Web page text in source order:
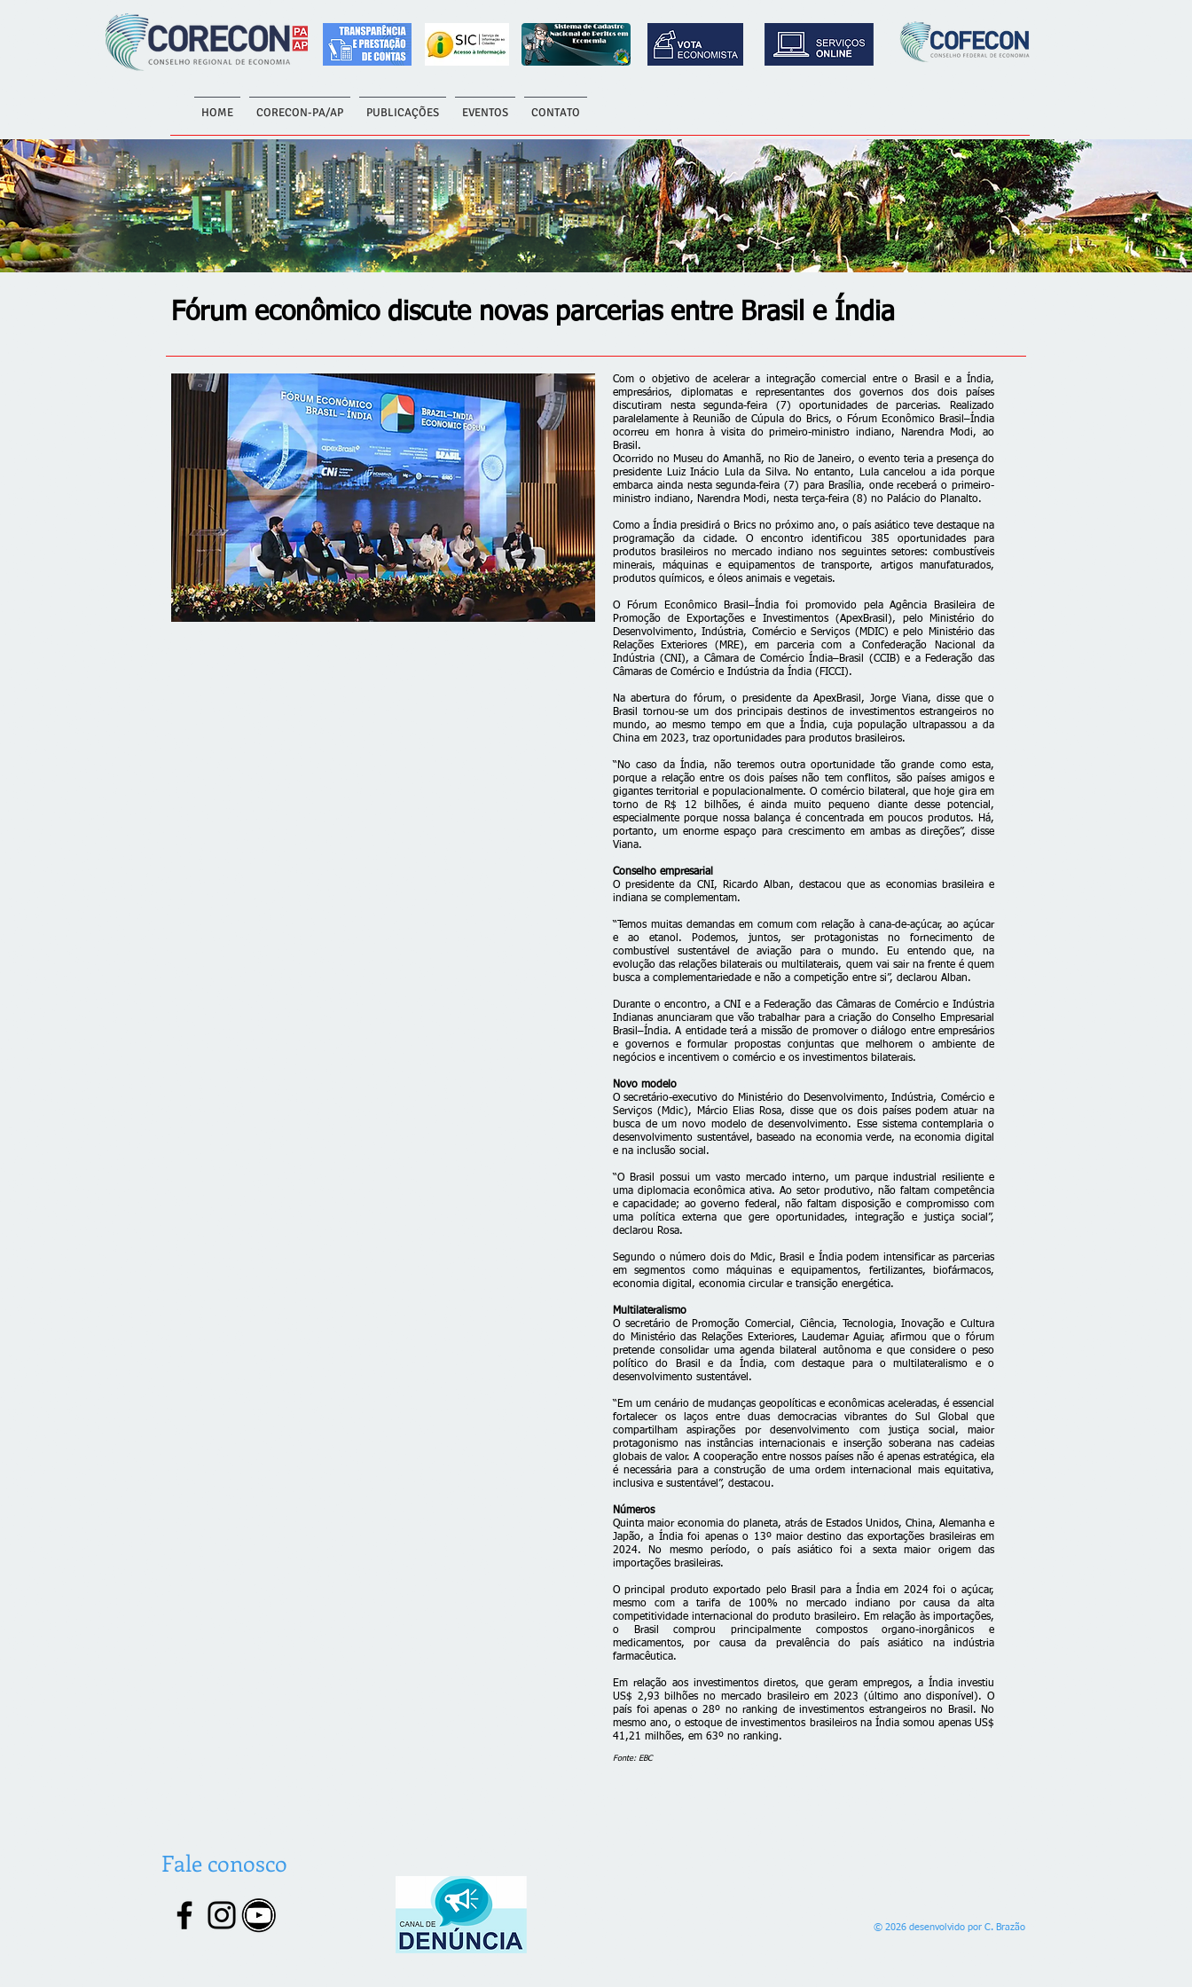
HOME CORECON-PA/AP PUBLICAÇÕES EVENTOS CONTATO
Fórum econômico discute novas parcerias entre Brasil e Índia
Com o objetivo de acelerar a integração comercial entre o Brasil e a Índia,
empresários, diplomatas e representantes dos governos dos dois países
discutiram nesta segunda-feira (7) oportunidades de parcerias. Realizado
paralelamente à Reunião de Cúpula do Brics, o Fórum Econômico Brasil–Índia
ocorreu em honra à visita do primeiro-ministro indiano, Narendra Modi, ao
Brasil.
Ocorrido no Museu do Amanhã, no Rio de Janeiro, o evento teria a presença do
presidente Luiz Inácio Lula da Silva. No entanto, Lula cancelou a ida porque
embarca ainda nesta segunda-feira (7) para Brasília, onde receberá o primeiro-
ministro indiano, Narendra Modi, nesta terça-feira (8) no Palácio do Planalto.
Como a Índia presidirá o Brics no próximo ano, o país asiático teve destaque na
programação da cidade. O encontro identificou 385 oportunidades para
produtos brasileiros no mercado indiano nos seguintes setores: combustíveis
minerais, máquinas e equipamentos de transporte, artigos manufaturados,
produtos químicos, e óleos animais e vegetais.
O Fórum Econômico Brasil–Índia foi promovido pela Agência Brasileira de
Promoção de Exportações e Investimentos (ApexBrasil), pelo Ministério do
Desenvolvimento, Indústria, Comércio e Serviços (MDIC) e pelo Ministério das
Relações Exteriores (MRE), em parceria com a Confederação Nacional da
Indústria (CNI), a Câmara de Comércio Índia–Brasil (CCIB) e a Federação das
Câmaras de Comércio e Indústria da Índia (FICCI).
Na abertura do fórum, o presidente da ApexBrasil, Jorge Viana, disse que o
Brasil tornou-se um dos principais destinos de investimentos estrangeiros no
mundo, ao mesmo tempo em que a Índia, cuja população ultrapassou a da
China em 2023, traz oportunidades para produtos brasileiros.
“No caso da Índia, não teremos outra oportunidade tão grande como esta,
porque a relação entre os dois países não tem conflitos, são países amigos e
gigantes territorial e populacionalmente. O comércio bilateral, que hoje gira em
torno de R$ 12 bilhões, é ainda muito pequeno diante desse potencial,
especialmente porque nossa balança é concentrada em poucos produtos. Há,
portanto, um enorme espaço para crescimento em ambas as direções”, disse
Viana.
Conselho empresarial
O presidente da CNI, Ricardo Alban, destacou que as economias brasileira e
indiana se complementam.
“Temos muitas demandas em comum com relação à cana-de-açúcar, ao açúcar
e ao etanol. Podemos, juntos, ser protagonistas no fornecimento de
combustível sustentável de aviação para o mundo. Eu entendo que, na
evolução das relações bilaterais ou multilaterais, quem vai sair na frente é quem
busca a complementariedade e não a competição entre si”, declarou Alban.
Durante o encontro, a CNI e a Federação das Câmaras de Comércio e Indústria
Indianas anunciaram que vão trabalhar para a criação do Conselho Empresarial
Brasil–Índia. A entidade terá a missão de promover o diálogo entre empresários
e governos e formular propostas conjuntas que melhorem o ambiente de
negócios e incentivem o comércio e os investimentos bilaterais.
Novo modelo
O secretário-executivo do Ministério do Desenvolvimento, Indústria, Comércio e
Serviços (Mdic), Márcio Elias Rosa, disse que os dois países podem atuar na
busca de um novo modelo de desenvolvimento. Esse sistema contemplaria o
desenvolvimento sustentável, baseado na economia verde, na economia digital
e na inclusão social.
“O Brasil possui um vasto mercado interno, um parque industrial resiliente e
uma diplomacia econômica ativa. Ao setor produtivo, não faltam competência
e capacidade; ao governo federal, não faltam disposição e compromisso com
uma política externa que gere oportunidades, integração e justiça social”,
declarou Rosa.
Segundo o número dois do Mdic, Brasil e Índia podem intensificar as parcerias
em segmentos como máquinas e equipamentos, fertilizantes, biofármacos,
economia digital, economia circular e transição energética.
Multilateralismo
O secretário de Promoção Comercial, Ciência, Tecnologia, Inovação e Cultura
do Ministério das Relações Exteriores, Laudemar Aguiar, afirmou que o fórum
pretende consolidar uma agenda bilateral autônoma e que considere o peso
político do Brasil e da Índia, com destaque para o multilateralismo e o
desenvolvimento sustentável.
“Em um cenário de mudanças geopolíticas e econômicas aceleradas, é essencial
fortalecer os laços entre duas democracias vibrantes do Sul Global que
compartilham aspirações por desenvolvimento com justiça social, maior
protagonismo nas instâncias internacionais e inserção soberana nas cadeias
globais de valor. A cooperação entre nossos países não é apenas estratégica, ela
é necessária para a construção de uma ordem internacional mais equitativa,
inclusiva e sustentável”, destacou.
Números
Quinta maior economia do planeta, atrás de Estados Unidos, China, Alemanha e
Japão, a Índia foi apenas o 13º maior destino das exportações brasileiras em
2024. No mesmo período, o país asiático foi a sexta maior origem das
importações brasileiras.
O principal produto exportado pelo Brasil para a Índia em 2024 foi o açúcar,
mesmo com a tarifa de 100% no mercado indiano por causa da alta
competitividade internacional do produto brasileiro. Em relação às importações,
o Brasil comprou principalmente compostos organo-inorgânicos e
medicamentos, por causa da prevalência do país asiático na indústria
farmacêutica.
Em relação aos investimentos diretos, que geram empregos, a Índia investiu
US$ 2,93 bilhões no mercado brasileiro em 2023 (último ano disponível). O
país foi apenas o 28º no ranking de investimentos estrangeiros no Brasil. No
mesmo ano, o estoque de investimentos brasileiros na Índia somou apenas US$
41,21 milhões, em 63º no ranking.
Fonte: EBC
Fale conosco
© 2026 desenvolvido por C. Brazão